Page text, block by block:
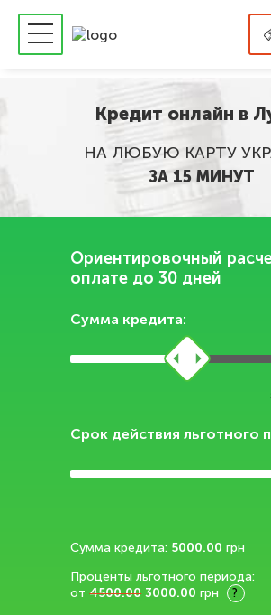
Кредит онлайн в
НА ЛЮБУЮ КАРТУ
ЗА 15 МИНУТ
Ориентировочный
оплате до 30 дней
Сумма кредита:
Срок действия льготного
Сумма кредита: 5000.00 грн
Проценты льготного периода:
от4500.00 3000.00 грн
?